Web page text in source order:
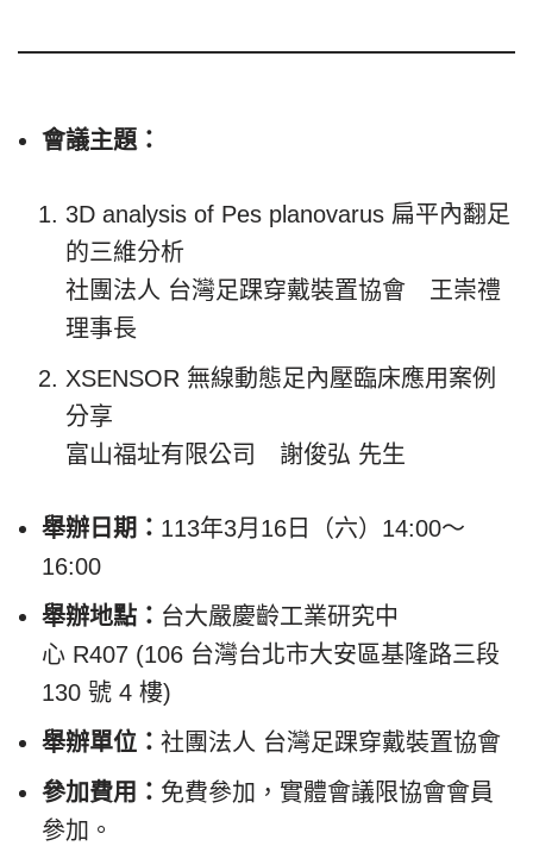
會議主題：
3D analysis of Pes planovarus 扁平內翻足
的三維分析
社團法人 台灣足踝穿戴裝置協會 王崇禮
理事長
XSENSOR 無線動態足內壓臨床應用案例
分享
富山福址有限公司 謝俊弘 先生
舉辦日期： 113年3月16日（六）14:00～
16:00
舉辦地點： 台大嚴慶齡工業研究中
心 R407 (106 台灣台北市大安區基隆路三段
130 號 4 樓)
舉辦單位： 社團法人 台灣足踝穿戴裝置協會
參加費用： 免費參加，實體會議限協會會員
參加。